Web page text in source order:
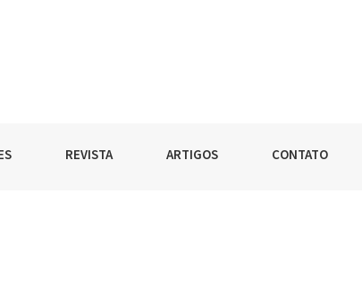
REVISTA ARTIGOS CONTATO